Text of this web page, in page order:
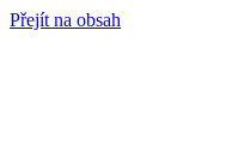
Přejít na obsah